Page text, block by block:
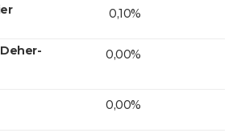
0,10%
0,00%
0,00%